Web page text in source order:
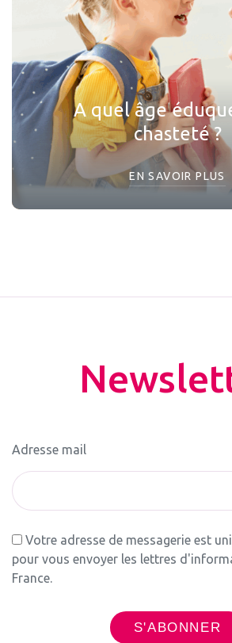
A quel âge
chasteté ?
EN SAVOIR PLUS
Adresse mail
Votre adresse de messagerie est
pour vous envoyer les lettres
France.